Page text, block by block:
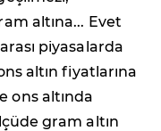
altına... Evet
piyasalarda
altın fiyatlarına
ons altında
gram altın